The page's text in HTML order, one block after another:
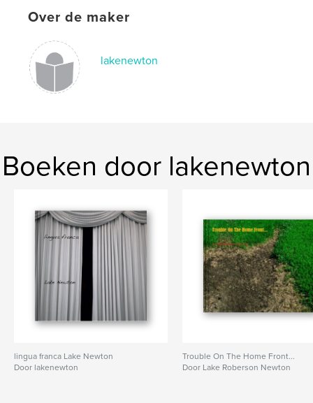
Over de maker
lakenewton
Boeken door lakenewton
lingua franca Lake Newton
Door lakenewton
Trouble On The Home Front...
Door Lake Roberson Newton